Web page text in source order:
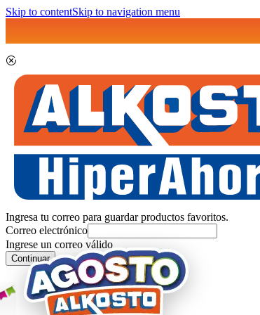
Skip to contentSkip to navigation menu
Ingresa tu correo para guardar productos favoritos.
Correo electrónico
Ingrese un correo válido
Continuar